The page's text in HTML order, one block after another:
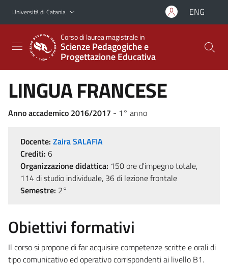
Vai al contenuto principale
Vai al menu di navigazione
Università di Catania ENG
Corso di laurea magistrale in
Scienze Pedagogiche e
Progettazione Educativa
LINGUA FRANCESE
Anno accademico 2016/2017 - 1° anno
Docente: Zaira SALAFIA
Crediti: 6
Organizzazione didattica: 150 ore d'impegno totale,
114 di studio individuale, 36 di lezione frontale
Semestre: 2°
Obiettivi formativi
Il corso si propone di far acquisire competenze scritte e orali di
tipo comunicativo ed operativo corrispondenti ai livello B1.